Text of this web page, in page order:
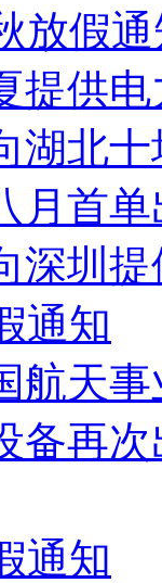
放假
提供
湖北
月首
深圳
通知
航天
备再
通知